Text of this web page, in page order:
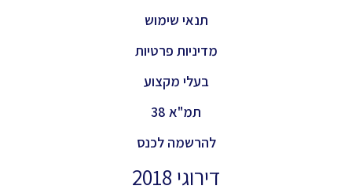
תנאי שימוש
מדיניות פרטיות
בעלי מקצוע
תמ"א 38
להרשמה לכנס
דירוגי 2018